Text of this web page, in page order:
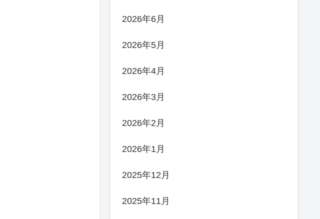
2026年6月
2026年5月
2026年4月
2026年3月
2026年2月
2026年1月
2025年12月
2025年11月